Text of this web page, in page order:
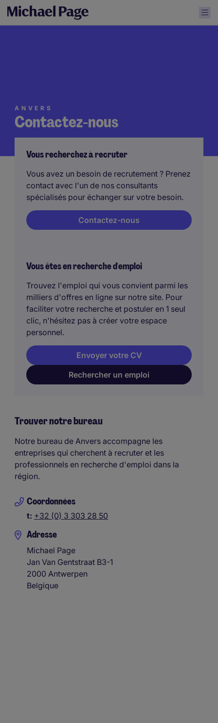
Contactez-nous
ANVERS
Vous recherchez à recruter
Vous avez un besoin de recrutement ? Prenez
contact avec l'un de nos consultants
spécialisés pour échanger sur votre besoin.
Contactez-nous
Vous êtes en recherche d'emploi
Trouvez l'emploi qui vous convient parmi les
milliers d'offres en ligne sur notre site. Pour
faciliter votre recherche et postuler en 1 seul
clic, n'hésitez pas à créer votre espace
personnel.
Rechercher un emploi
Envoyer votre CV
Trouver notre bureau
Notre bureau de Anvers accompagne les
entreprises qui cherchent à recruter et les
professionnels en recherche d'emploi dans la
région.
Coordonnées
t: +32 (0) 3 303 28 50
Adresse
Michael Page
Jan Van Gentstraat B3-1
2000 Antwerpen
Belgique